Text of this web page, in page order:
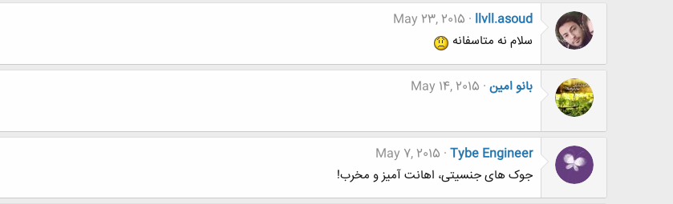
llvll.asoud
May 23, 2015
سلام نه متاسفانه
بانو امین May 14, 2015
Tybe Engineer
May 7, 2015
جوک های جنسیتی، اهانت آمیز و مخرب!